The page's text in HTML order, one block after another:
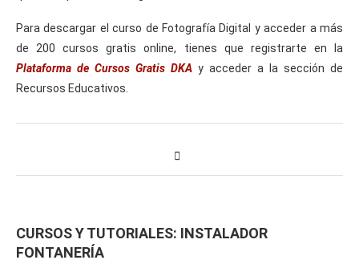
Para descargar el curso de Fotografía Digital y acceder a más
de 200 cursos gratis online, tienes que registrarte en la
Plataforma de Cursos Gratis DKA y acceder a la sección de
Recursos Educativos.
CURSOS Y TUTORIALES: INSTALADOR
FONTANERÍA